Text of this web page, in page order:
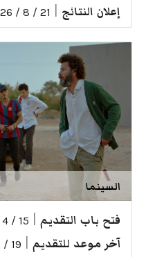
إعلان النتائج 21 / 8 / 2026
السينما
فتح باب التقديم 15 / 4 / 2026
آخر موعد للتقديم 19 / 6 / 2026